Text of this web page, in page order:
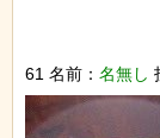
61 名前： 名無し